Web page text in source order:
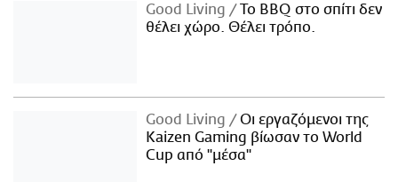
Good Living
Το BBQ στο σπίτι δεν
θέλει χώρο. Θέλει τρόπο.
Good Living
Οι εργαζόμενοι της
Kaizen Gaming βίωσαν το World
Cup από "μέσα"